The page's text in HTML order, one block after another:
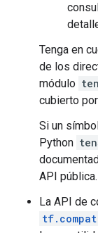
Tenga en
de los
módulo
cubierto
Si un
Python
API pública.
La API de
tf.compat